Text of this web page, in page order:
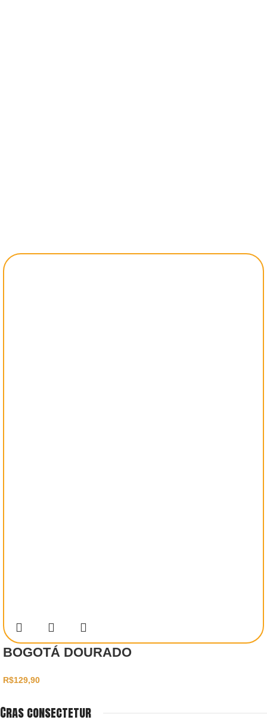
BOGOTÁ DOURADO
R$129,90
Cras consectetur